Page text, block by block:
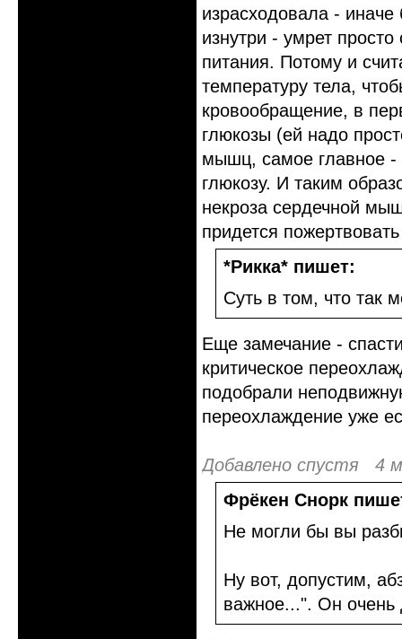
израсходовала -
изнутри - умрет
питания. Потому и
температуру тела,
кровообращение, в
глюкозы (ей надо
мышц, самое главное -
глюкозу. И таким
некроза сердечной
придется
*Рикка* пишет:
Суть в том, что так
Еще замечание -
критическое
подобрали
переохлаждение уже
Добавлено спустя 4
Фрёкен Снорк
Не могли бы вы
Ну вот, допустим,
важное...". Он очень